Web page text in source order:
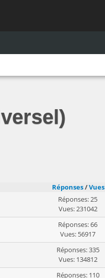
Réponses/Vues
Réponses: 25
Vues: 231042
Réponses: 66
Vues: 56917
Réponses: 335
Vues: 134812
Réponses: 110